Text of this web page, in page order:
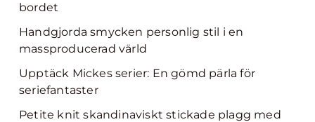
bordet
Handgjorda smycken personlig stil i en
massproducerad värld
Upptäck Mickes serier: En gömd pärla för
seriefantaster
Petite knit skandinaviskt stickade plagg med